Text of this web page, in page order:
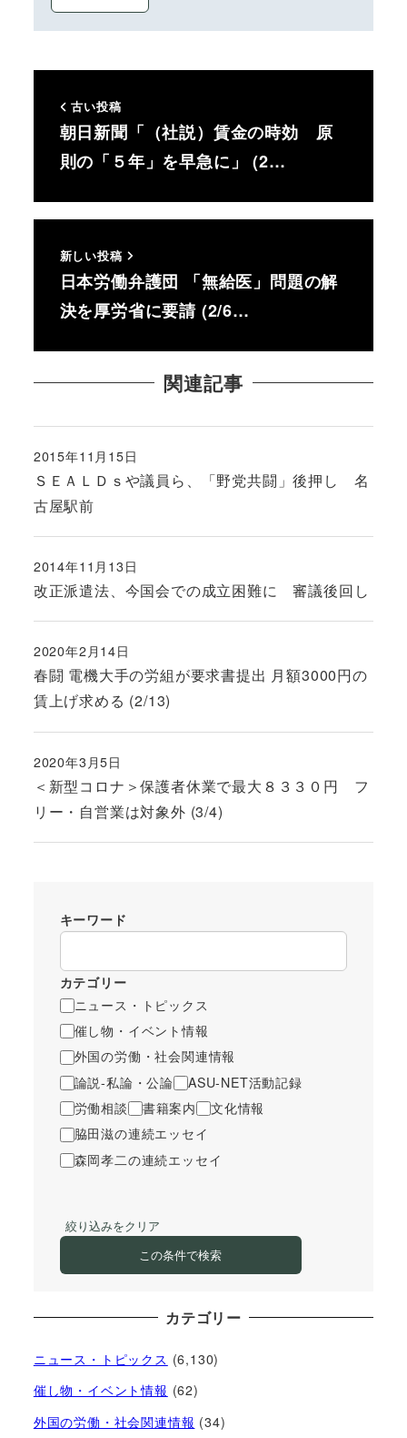
古い投稿
朝日新聞「（社説）賃金の時効 原
則の「５年」を早急に」 (2…
新しい投稿
日本労働弁護団 「無給医」問題の解
決を厚労省に要請 (2/6…
関連記事
ＳＥＡＬＤｓや議員ら、「野党共闘」後押し 名
古屋駅前
投稿日
2015年11月15日
改正派遣法、今国会での成立困難に 審議後回し
投稿日
2014年11月13日
春闘 電機大手の労組が要求書提出 月額3000円の
賃上げ求める (2/13)
投稿日
2020年2月14日
＜新型コロナ＞保護者休業で最大８３３０円 フ
リー・自営業は対象外 (3/4)
投稿日
2020年3月5日
キーワード
カテゴリー
ニュース・トピックス
催し物・イベント情報
外国の労働・社会関連情報
論説-私論・公論
ASU-NET活動記録
労働相談
書籍案内
文化情報
脇田滋の連続エッセイ
森岡孝二の連続エッセイ
絞り込みをクリア
この条件で検索
カテゴリー
ニュース・トピックス (6,130)
催し物・イベント情報 (62)
外国の労働・社会関連情報 (34)